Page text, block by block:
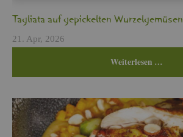
Ta­glia­ta auf ge­pi­ckel­ten Wur­zel­ge­mü­sen
21. Apr, 2026
Wei­ter­le­sen …